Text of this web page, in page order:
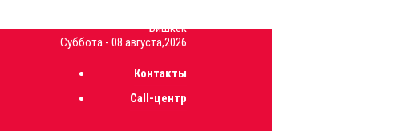
Бишкек
Суббота - 08 августа,2026
Контакты
Call-центр